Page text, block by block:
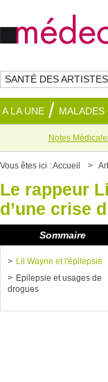
SANTÉ DES ARTISTES
A LA UNE MALADES
Notes
Vous êtes ici :Accueil
Le rappeur
d’une crise
Sommaire
Lil Wayne et l'épilepsie
Epilepsie et usages de
drogues